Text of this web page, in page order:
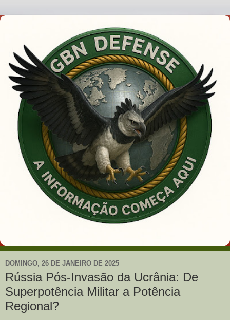
DOMINGO, 26 DE JANEIRO DE 2025
Rússia Pós-Invasão da Ucrânia: De
Superpotência Militar a Potência
Regional?